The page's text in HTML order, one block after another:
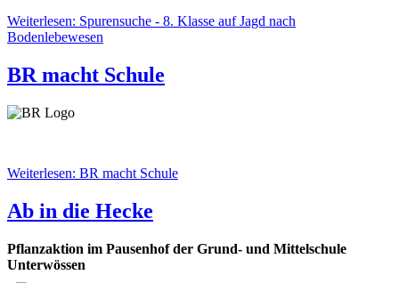
Weiterlesen: Spurensuche - 8. Klasse auf Jagd nach
Bodenlebewesen
BR macht Schule
Weiterlesen: BR macht Schule
Ab in die Hecke
Pflanzaktion im Pausenhof der Grund- und Mittelschule
Unterwössen